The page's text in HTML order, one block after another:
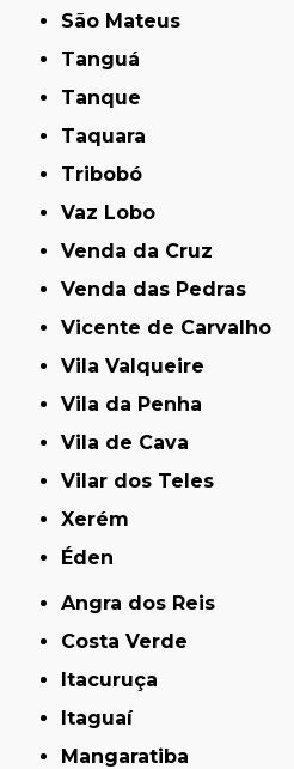
São Mateus
Tanguá
Tanque
Taquara
Tribobó
Vaz Lobo
Venda da Cruz
Venda das Pedras
Vicente de Carvalho
Vila Valqueire
Vila da Penha
Vila de Cava
Vilar dos Teles
Xerém
Éden
Angra dos Reis
Costa Verde
Itacuruça
Itaguaí
Mangaratiba